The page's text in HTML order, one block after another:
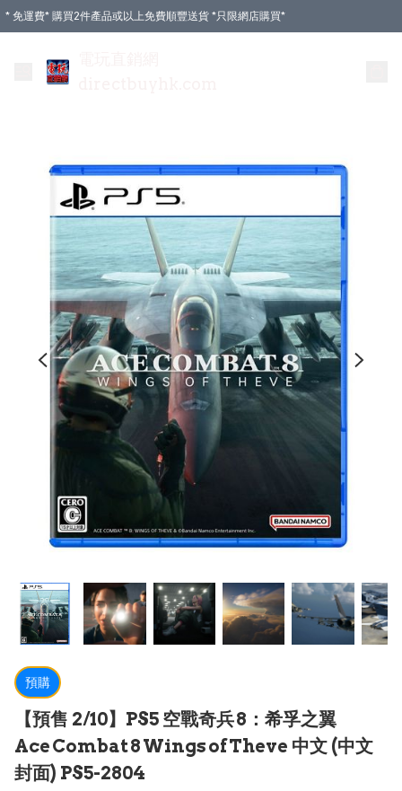
* 免運費* 購買2件產品或以上免費順豐送貨 *只限網店購買*
預購
【預售 2/10】PS5 空戰奇兵 8：希孚之翼
Ace Combat 8 Wings of Theve 中文 (中文
封面) PS5-2804